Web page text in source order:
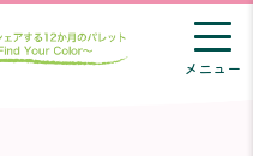
メニュー